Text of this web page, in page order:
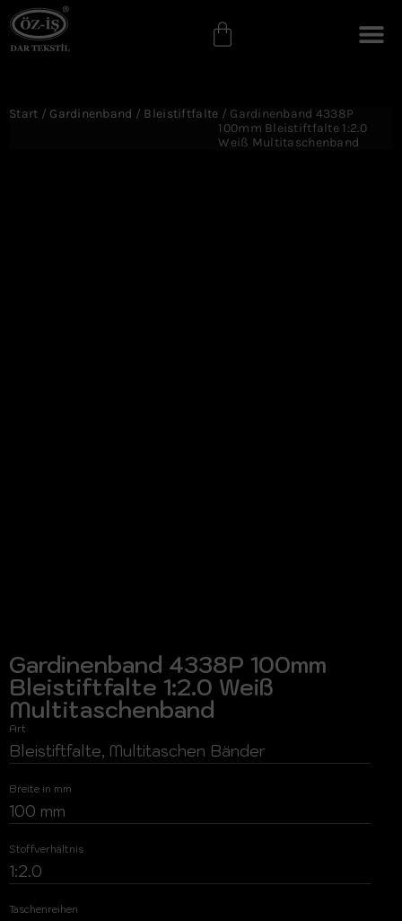
Start / Gardinenband / Bleistiftfalte / Gardinenband 4338P
100mm Bleistiftfalte 1:2.0
Weiß Multitaschenband
Gardinenband 4338P 100mm
Bleistiftfalte 1:2.0 Weiß
Multitaschenband
Art
Bleistiftfalte, Multitaschen Bänder
Breite in mm
100 mm
Stoffverhältnis
1:2.0
Taschenreihen